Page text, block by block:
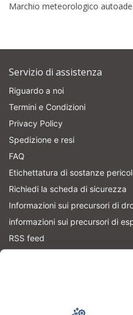
Marchio meteorologico
Servizio di assistenza
Riguardo a noi
Termini e Condizioni
Privacy Policy
Spedizione e resi
FAQ
Etichettatura di sostanze
Richiedi la scheda di sicurezza
Informazioni sui precursori di
informazioni sui precursori di
RSS feed
Let op! Op onze